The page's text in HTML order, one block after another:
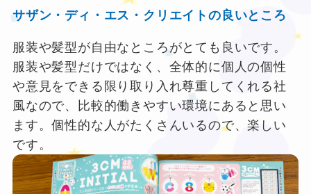
サザン・ディ・エス・クリエイトの良いところ
服装や髪型が自由なところがとても良いです。
服装や髪型だけではなく、全体的に個人の個性
や意見をできる限り取り入れ尊重してくれる社
風なので、比較的働きやすい環境にあると思い
ます。個性的な人がたくさんいるので、楽しい
です。